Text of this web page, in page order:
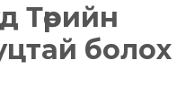
Төрийн
болох